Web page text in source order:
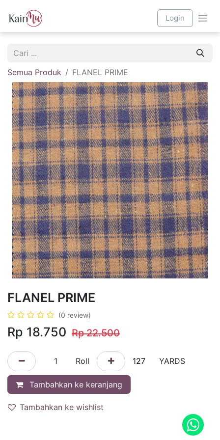
Login
Semua Produk FLANEL PRIME
FLANEL PRIME
(0 review)
Rp 18.750 Rp22.500
Roll YARDS
Tambahkan ke keranjang
Tambahkan ke wishlist